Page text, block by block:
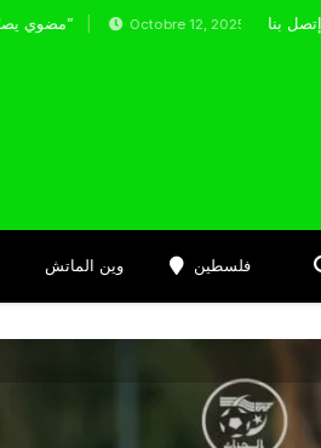
Octobre 12, 2025 إتصل بنا
وين الماتش فلسطين